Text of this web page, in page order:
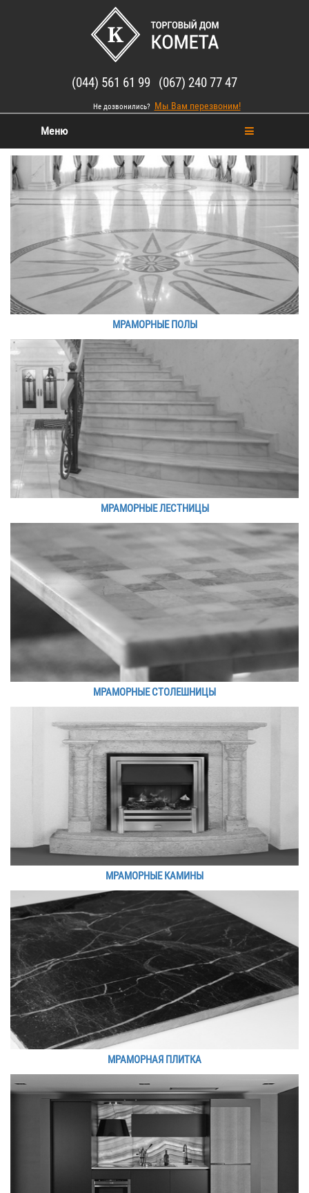
(044) 561 61 99 (067) 240 77 47
Не дозвонились? Мы Вам перезвоним!
Меню
МРАМОРНЫЕ ПОЛЫ
МРАМОРНЫЕ ЛЕСТНИЦЫ
МРАМОРНЫЕ СТОЛЕШНИЦЫ
МРАМОРНЫЕ КАМИНЫ
МРАМОРНАЯ ПЛИТКА